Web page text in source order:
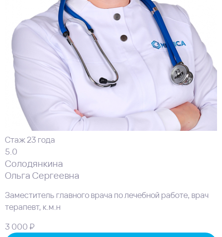
Стаж 23 года
5.0
Солодянкина
Ольга Сергеевна
Заместитель главного врача по лечебной работе, врач
терапевт, к.м.н
3 000 ₽